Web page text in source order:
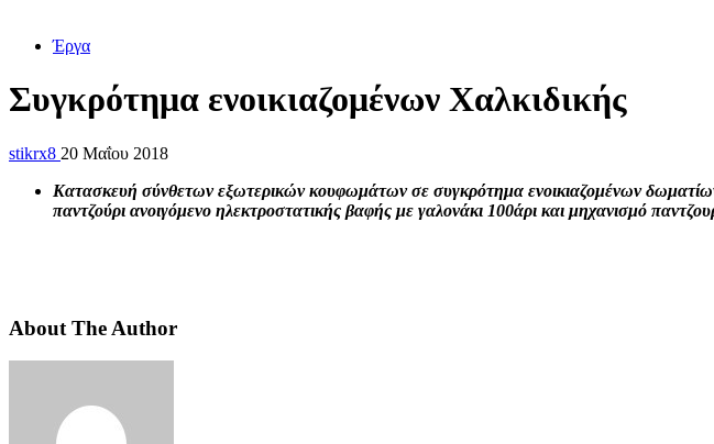
Έργα
Συγκρότημα ενοικιαζομένων Χαλκιδικής
stikrx8 20 Μαΐου 2018
Κατασκευή σύνθετων εξωτερικών κουφωμάτων σε συγκρότημα ενοικιαζομένων
παντζούρι ανοιγόμενο ηλεκτροστατικής βαφής με γαλονάκι 100άρι και μηχανισμό
About The Author